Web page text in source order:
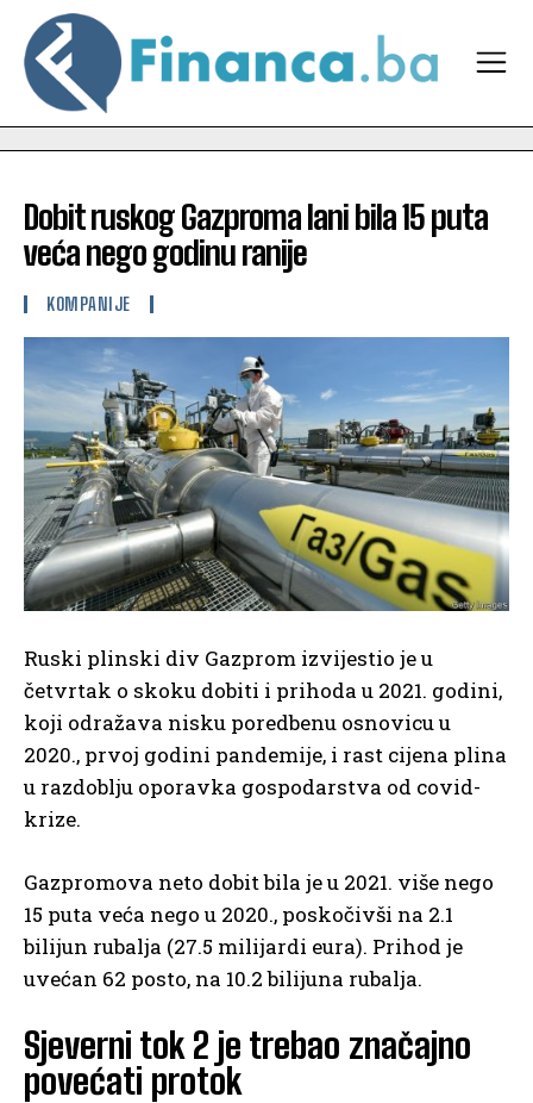
Dobit ruskog Gazproma lani bila 15 puta
veća nego godinu ranije
KOMPANIJE
Ruski plinski div Gazprom izvijestio je u
četvrtak o skoku dobiti i prihoda u 2021. godini,
koji odražava nisku poredbenu osnovicu u
2020., prvoj godini pandemije, i rast cijena plina
u razdoblju oporavka gospodarstva od covid-
krize.
Gazpromova neto dobit bila je u 2021. više nego
15 puta veća nego u 2020., poskočivši na 2.1
bilijun rubalja (27.5 milijardi eura). Prihod je
uvećan 62 posto, na 10.2 bilijuna rubalja.
Sjeverni tok 2 je trebao značajno
povećati protok